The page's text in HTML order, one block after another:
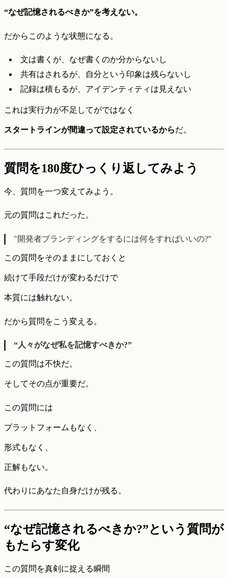
“なぜ記憶されるべきか”を考えない。
だからこのような状態になる。
文は書くが、なぜ書くのか分からないし
共有はされるが、自分という印象は残らないし
記録は積もるが、アイデンティティは見えない
これは実行力が不足してがではなく
スタートラインが間違って設定されているからだ。
質問を180度ひっくり返してみよう
今、質問を一つ変えてみよう。
元の質問はこれだった。
"開発者ブランディングをするには何をすればいいの?"
この質問をそのままにしておくと
続けて手段だけが変わるだけで
本質には触れない。
だから質問をこう変える。
“人々がなぜ私を記憶すべきか?”
この質問は不快だ。
そしてその点が重要だ。
この質問には
プラットフォームもなく、
形式もなく、
正解もない。
代わりにあなた自身だけが残る。
“なぜ記憶されるべきか?”という質問が
もたらす変化
この質問を真剣に捉える瞬間